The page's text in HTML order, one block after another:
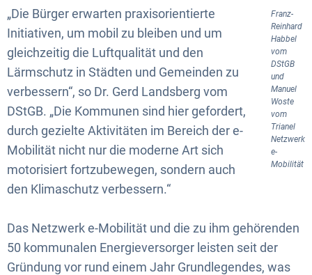
Franz-
Reinhard
Habbel
vom
DStGB
und
Manuel
Woste
vom
Trianel
Netzwerk
e-
Mobilität
„Die Bürger erwarten praxisorientierte
Initiativen, um mobil zu bleiben und um
gleichzeitig die Luftqualität und den
Lärmschutz in Städten und Gemeinden zu
verbessern“, so Dr. Gerd Landsberg vom
DStGB. „Die Kommunen sind hier gefordert,
durch gezielte Aktivitäten im Bereich der e-
Mobilität nicht nur die moderne Art sich
motorisiert fortzubewegen, sondern auch
den Klimaschutz verbessern.“
Das Netzwerk e-Mobilität und die zu ihm gehörenden
50 kommunalen Energieversorger leisten seit der
Gründung vor rund einem Jahr Grundlegendes, was